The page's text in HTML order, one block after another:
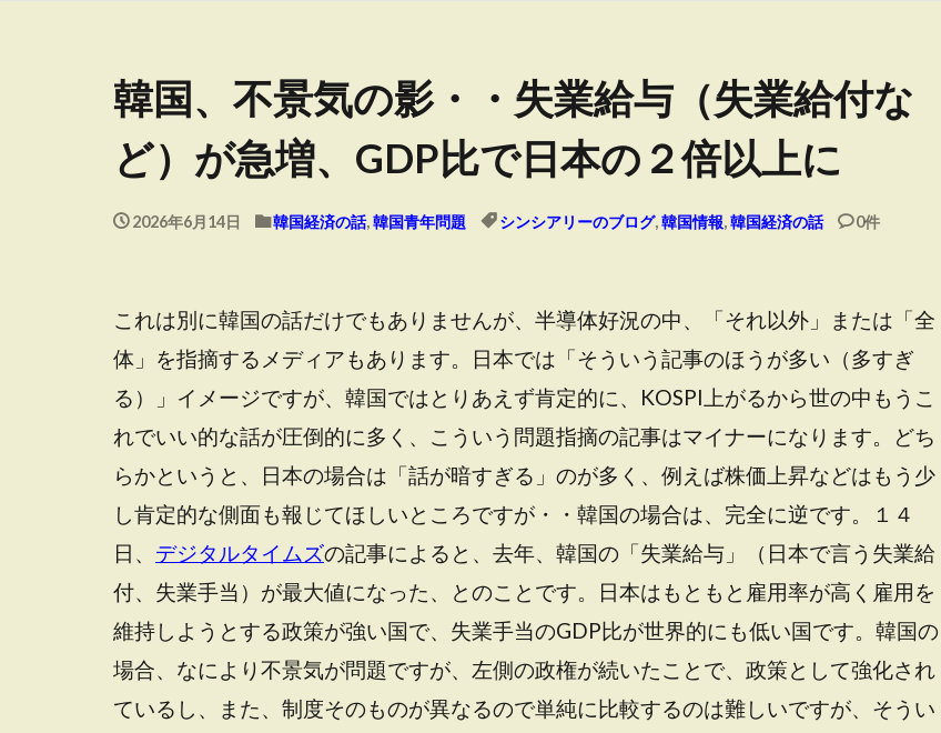
韓国、不景気の影・・失業給与（失業給付な
ど）が急増、GDP比で日本の２倍以上に
2026年6月14日 韓国経済の話,韓国青年問題 シンシアリーのブログ,韓国情報,韓国経済の話 0件
これは別に韓国の話だけでもありませんが、半導体好況の中、「それ以外」または「全
体」を指摘するメディアもあります。日本では「そういう記事のほうが多い（多すぎ
る）」イメージですが、韓国ではとりあえず肯定的に、KOSPI上がるから世の中もうこ
れでいい的な話が圧倒的に多く、こういう問題指摘の記事はマイナーになります。どち
らかというと、日本の場合は「話が暗すぎる」のが多く、例えば株価上昇などはもう少
し肯定的な側面も報じてほしいところですが・・韓国の場合は、完全に逆です。１４
日、 デジタルタイムズの記事によると、去年、韓国の「失業給与」（日本で言う失業給
付、失業手当）が最大値になった、とのことです。日本はもともと雇用率が高く雇用を
維持しようとする政策が強い国で、失業手当のGDP比が世界的にも低い国です。韓国の
場合、なにより不景気が問題ですが、左側の政権が続いたことで、政策として強化され
ているし、また、制度そのものが異なるので単純に比較するのは難しいですが、そうい